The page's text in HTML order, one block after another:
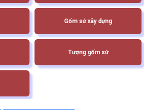
Gốm sứ xây dựng
Tượng gốm sứ